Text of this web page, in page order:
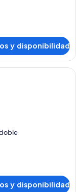
y disponibilidad
una decoración con
y disponibilidad